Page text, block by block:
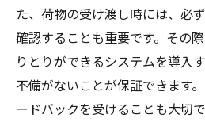
た、荷物の受け渡し時には、必
確認することも重要です。その
りとりができるシステムを導入
不備がないことが保証できます
ードバックを受けることも大切